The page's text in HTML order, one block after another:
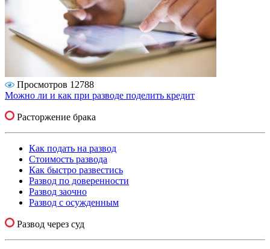
Просмотров 12788
Можно ли и как при разводе поделить кредит
Расторжение брака
Как подать на развод
Стоимость развода
Как быстро развестись
Развод по доверенности
Развод заочно
Развод с осужденным
Развод через суд